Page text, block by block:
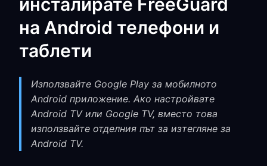
на Android телефони и
таблети
Използвайте Google Play за мобилното
Android приложение. Ако настройвате
Android TV или Google TV, вместо това
използвайте отделния път за изтегляне за
Android TV.